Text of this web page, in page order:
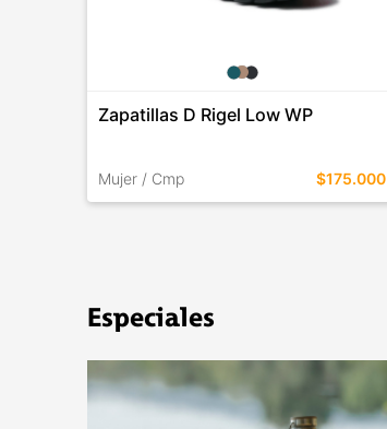
Zapatillas D Rigel Low WP
Mujer / Cmp $175.000
Especiales